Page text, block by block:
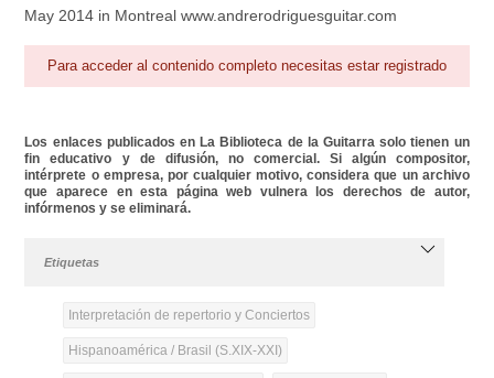
Área personal Reproductor
May 2014 in Montreal www.andrerodriguesguitar.com
Para acceder al contenido completo necesitas estar registrado
Los enlaces publicados en La Biblioteca de la Guitarra solo tienen un
fin educativo y de difusión, no comercial. Si algún compositor,
intérprete o empresa, por cualquier motivo, considera que un archivo
que aparece en esta página web vulnera los derechos de autor,
infórmenos y se eliminará.
Etiquetas
Interpretación de repertorio y Conciertos
Hispanoamérica / Brasil (S.XIX-XXI)